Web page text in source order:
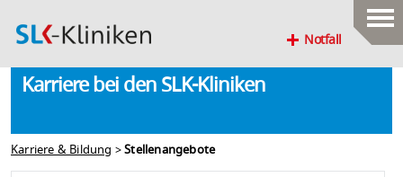
Notfall
Karriere bei den SLK-Kliniken
Karriere & Bildung >Stellenangebote